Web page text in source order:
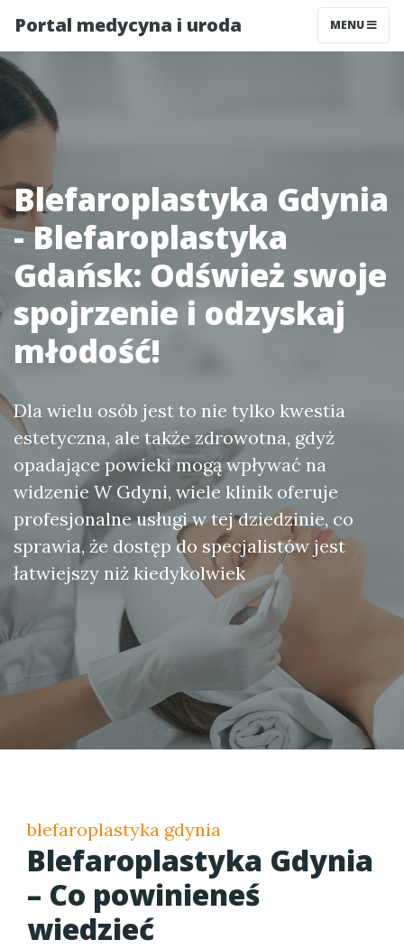
Portal medycyna i uroda MENU
Blefaroplastyka Gdynia
- Blefaroplastyka
Gdańsk: Odśwież swoje
spojrzenie i odzyskaj
młodość!
Dla wielu osób jest to nie tylko kwestia
estetyczna, ale także zdrowotna, gdyż
opadające powieki mogą wpływać na
widzenie W Gdyni, wiele klinik oferuje
profesjonalne usługi w tej dziedzinie, co
sprawia, że dostęp do specjalistów jest
łatwiejszy niż kiedykolwiek
blefaroplastyka gdynia
Blefaroplastyka Gdynia
– Co powinieneś
wiedzieć